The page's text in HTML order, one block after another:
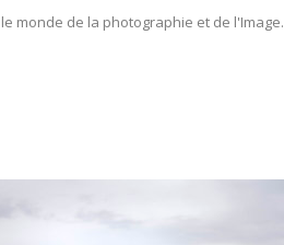
monde de la photographie et de l'Image.